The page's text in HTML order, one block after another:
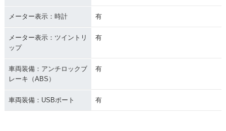
メーター表示：時計 有
メーター表示：ツイントリ
ップ
有
車両装備：アンチロックブ
レーキ（ABS）
有
車両装備：USBポート 有